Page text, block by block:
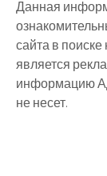
Данная
сайта в
является
информацию
не несет.